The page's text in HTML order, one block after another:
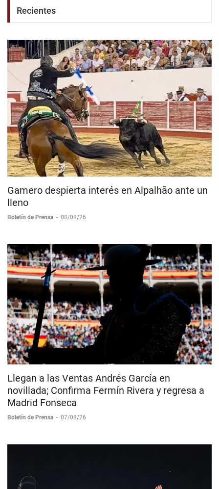
Recientes
Gamero despierta interés en Alpalhão ante un
lleno
Boletín de Prensa - 08/08/26
Llegan a las Ventas Andrés García en
novillada; Confirma Fermín Rivera y regresa a
Madrid Fonseca
Boletín de Prensa - 07/08/26